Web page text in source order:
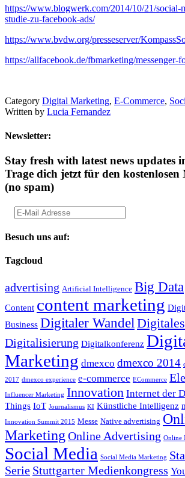
https://www.blogwerk.com/2014/10/21/social-
studie-zu-facebook-ads/
https://www.bvdw.org/presseserver/
https://allfacebook.de/fbmarketing/messenger-
Category Digital Marketing, E-Commerce,
Written by Lucia Fernandez
Newsletter:
Stay fresh with latest news updates
Trage dich jetzt für den kostenlosen
(no spam)
Besuch uns auf:
Tagcloud
advertising Artificial Intelligence Big Data
Content content marketing
Business Digitaler Wandel
Digitalisierung Digitalkonferenz
Marketing dmexco dmexco 2014
2017 dmexco experience e-commerce ECommerce
Influencer Marketing Innovation Internet der
Things IoT Journalismus KI Künstliche Intelligenz
Innovation Summit 2015 Messe Native advertising
MarketingOnline Advertising Online
Social Media Social Media Marketing
Serie Stuttgarter Medienkongress